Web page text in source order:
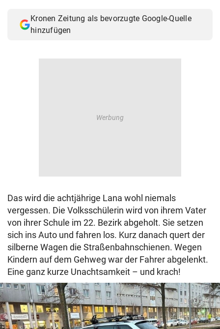
Kronen Zeitung als bevorzugte Google-Quelle
hinzufügen
Das wird die achtjährige Lana wohl niemals
vergessen. Die Volksschülerin wird von ihrem Vater
von ihrer Schule im 22. Bezirk abgeholt. Sie setzen
sich ins Auto und fahren los. Kurz danach quert der
silberne Wagen die Straßenbahnschienen. Wegen
Kindern auf dem Gehweg war der Fahrer abgelenkt.
Eine ganz kurze Unachtsamkeit – und krach!